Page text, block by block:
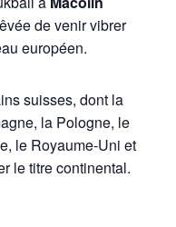
de venir vibrer
européen.
suisses, dont la
la Pologne, le
le Royaume-Uni et
le titre continental.